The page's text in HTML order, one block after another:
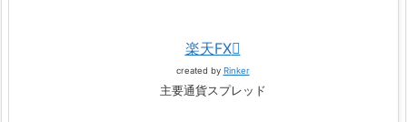
楽天FX
created by Rinker
主要通貨スプレッド